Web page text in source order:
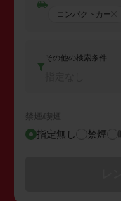
コンパクトカー
その他の検索条件
禁煙/喫煙
指定無し 禁煙